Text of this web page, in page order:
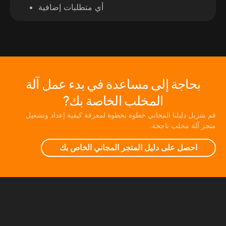
أي متطلبات إضافية
بحاجة إلى مساعدة في بدء عمل آلة
المخلب الخاصة بك?
قم بتنزيل دليلنا المجاني خطوة بخطوة لمعرفة كيفية إعداد وتشغيل
متجر آلة مخلب ناجحة.
احصل على دليل المتجر المجاني الخاص بك